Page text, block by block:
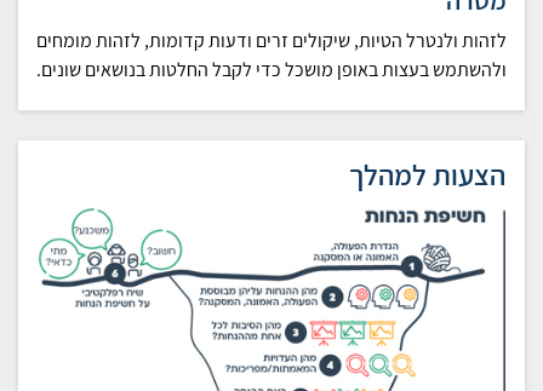
לזהות ולנטרל הטיות, שיקולים זרים ודעות קדומות, לזהות מומחים
ולהשתמש בעצות באופן מושכל כדי לקבל החלטות בנושאים שונים.
הצעות למהלך